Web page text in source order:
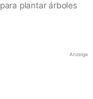
plantar árboles
Anzeige